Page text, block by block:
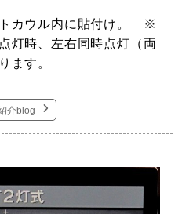
トカウル内に貼付け。 ※
灯時、左右同時点灯（両
ます。
介blog